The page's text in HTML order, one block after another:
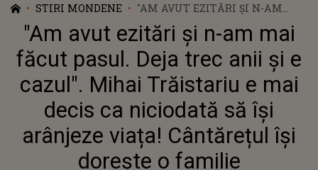
STIRI MONDENE
"AM AVUT EZITĂRI ȘI N-AM
MAI FĂCUT PASUL. DEJA TREC
ANII ȘI E CAZUL". MIHAI
TRĂISTARIU E MAI DECIS CA
NICIODATĂ SĂ ÎȘI ARÂNJEZE
VIAȚA! CÂNTĂREȚUL ÎȘI
DOREȘTE O FAMILIE
"Am avut ezitări și n-am mai
făcut pasul. Deja trec anii și e
cazul". Mihai Trăistariu e mai
decis ca niciodată să își
arânjeze viața! Cântărețul își
dorește o familie